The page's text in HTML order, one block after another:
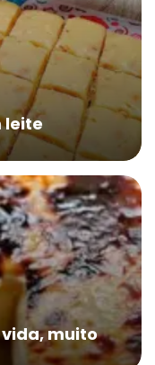
leite
muito